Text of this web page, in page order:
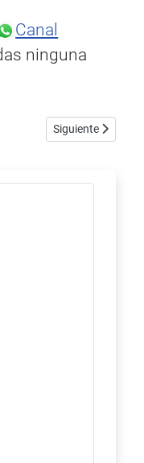
Canal
ninguna
máquina limpia discos
Artículo
Siguiente